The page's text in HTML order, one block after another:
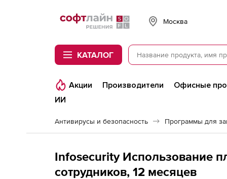
Softline
Москва
КАТАЛОГ
Акции Производители Офисные
ИИ
Антивирусы и безопасность Программы для
Infosecurity Использование
сотрудников, 12 месяцев